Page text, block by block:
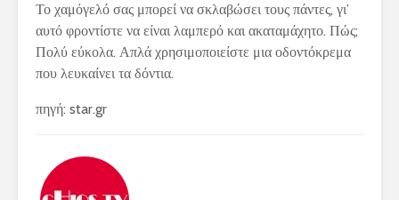
Το χαμόγελό σας μπορεί να σκλαβώσει τους πάντες, γι’
αυτό φροντίστε να είναι λαμπερό και ακαταμάχητο. Πώς;
Πολύ εύκολα. Απλά χρησιμοποιείστε μια οδοντόκρεμα
που λευκαίνει τα δόντια.
πηγή: star.gr